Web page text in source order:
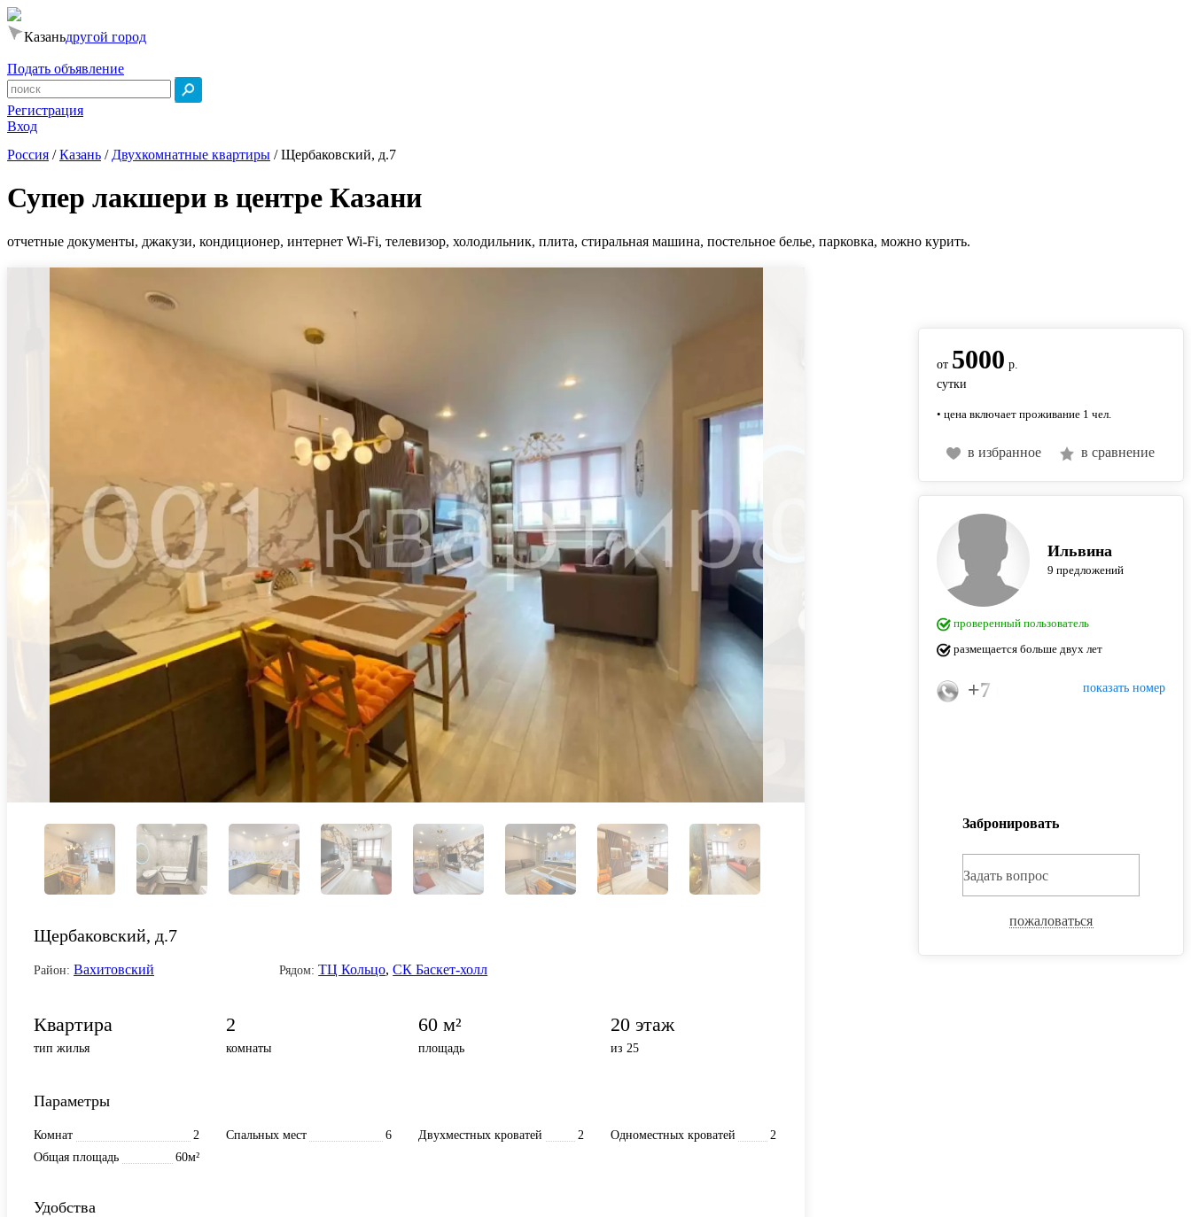
Казаньдругой город
Подать объявление
Регистрация
Вход
Россия /Казань / Двухкомнатные квартиры /Щербаковский, д.7
Супер лакшери в центре Казани
отчетные документы, джакузи, кондиционер, интернет Wi-Fi, телевизор, холодильник, плита, стиральная машина, постельное белье, парковка, можно курить.
Щербаковский, д.7
Район: Вахитовский Рядом: ТЦ Кольцо,СК Баскет-холл
Квартира
тип жилья
2
комнаты
60 м²
площадь
20 этаж
из 25
Параметры
Комнат 2 Спальных мест 6 Двухместных кроватей 2 Одноместных кроватей
2
Общая площадь
60м²
Удобства
от 5000 р.
сутки
• цена включает проживание 1 чел.
в избранное в сравнение
Ильвина
9 предложений
проверенный пользователь
размещается больше двух лет
показать номер
+7 (960) 033-17-66
Забронировать
Задать вопрос
пожаловаться